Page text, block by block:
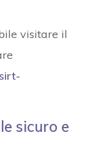
visitare il
sicuro e